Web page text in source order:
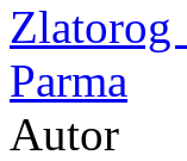
Zlatorog
Parma
Autor